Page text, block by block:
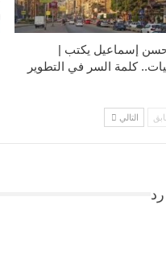
إسماعيل يكتب |
كلمة السر في التطوير​
التالي